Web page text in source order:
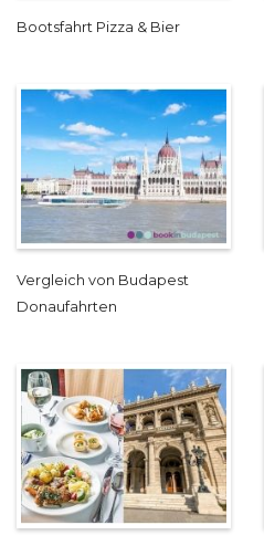
Bootsfahrt Pizza & Bier
Vergleich von Budapest
Donaufahrten